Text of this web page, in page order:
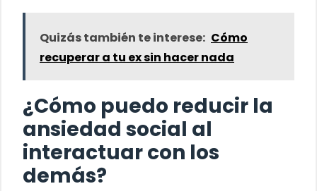
Quizás también te interese: Cómo
recuperar a tu ex sin hacer nada
¿Cómo puedo reducir la
ansiedad social al
interactuar con los
demás?